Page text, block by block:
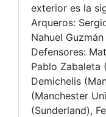
exterior es la
Arqueros:
Nahuel
Defensores:
Pablo Zabaleta
Demichelis
(Manchester
(Sunderland),